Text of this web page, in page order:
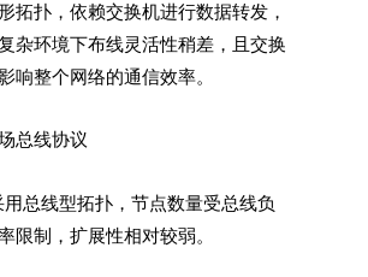
拓扑，依赖交换机进行数据转发，
杂环境下布线灵活性稍差，且交换
响整个网络的通信效率。
总线协议
用总线型拓扑，节点数量受总线负
限制，扩展性相对较弱。